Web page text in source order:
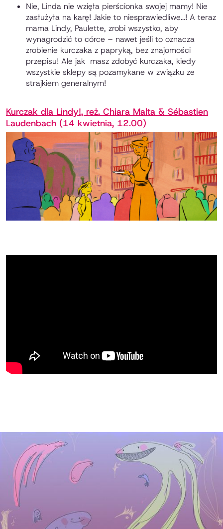
Nie, Linda nie wzięła pierścionka swojej mamy! Nie
zasłużyła na karę! Jakie to niesprawiedliwe…! A teraz
mama Lindy, Paulette, zrobi wszystko, aby
wynagrodzić to córce – nawet jeśli to oznacza
zrobienie kurczaka z papryką, bez znajomości
przepisu! Ale jak masz zdobyć kurczaka, kiedy
wszystkie sklepy są pozamykane w związku ze
strajkiem generalnym!
Kurczak dla Lindy!, reż. Chiara Malta & Sébastien
Laudenbach (14 kwietnia, 12.00)